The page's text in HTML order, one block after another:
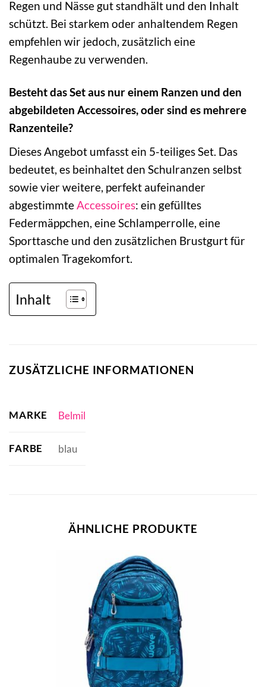
Regen und Nässe gut standhält und den Inhalt
schützt. Bei starkem oder anhaltendem Regen
empfehlen wir jedoch, zusätzlich eine
Regenhaube zu verwenden.
Besteht das Set aus nur einem Ranzen und den
abgebildeten Accessoires, oder sind es mehrere
Ranzenteile?
Dieses Angebot umfasst ein 5-teiliges Set. Das
bedeutet, es beinhaltet den Schulranzen selbst
sowie vier weitere, perfekt aufeinander
abgestimmteAccessoires: ein gefülltes
Federmäppchen, eine Schlamperrolle, eine
Sporttasche und den zusätzlichen Brustgurt für
optimalen Tragekomfort.
Inhalt
ZUSÄTZLICHE INFORMATIONEN
MARKE Belmil
FARBE blau
ÄHNLICHE PRODUKTE